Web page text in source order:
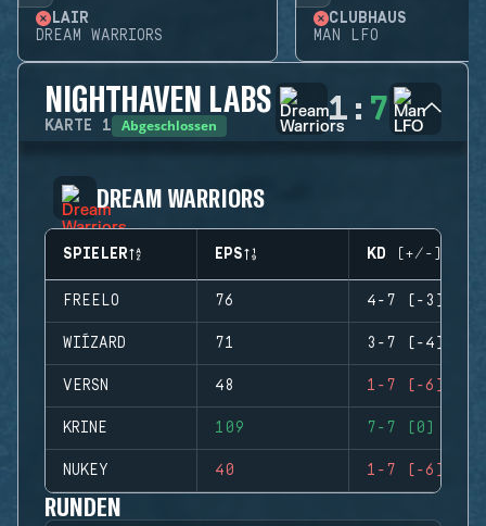
LAIR
DREAM WARRIORS
CLUBHAUS
MAN LFO
NIGHTHAVEN LABS
KARTE 1 Abgeschlossen 1 : 7
DREAM WARRIORS
SPIELER EPS KD (+/-)
FREELO 76 4-7 (-3)
WIÍZARD 71 3-7 (-4)
VERSN 48 1-7 (-6)
KRINE 109 7-7 (0)
NUKEY 40 1-7 (-6)
RUNDEN